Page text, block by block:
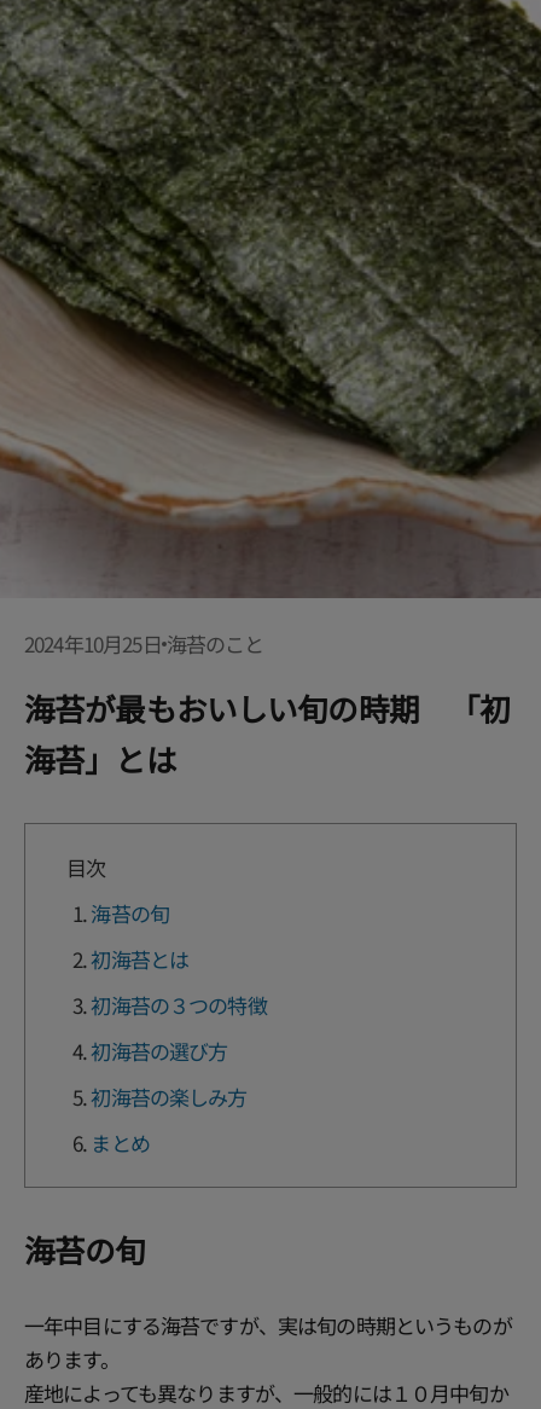
2024年10月25日 海苔のこと
海苔が最もおいしい旬の時期 「初
海苔」とは
目次
海苔の旬
初海苔とは
初海苔の３つの特徴
初海苔の選び方
初海苔の楽しみ方
まとめ
海苔の旬
一年中目にする海苔ですが、実は旬の時期というものが
あります。
産地によっても異なりますが、一般的には１０月中旬か